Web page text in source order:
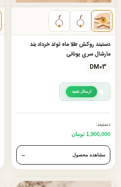
دستبند روکش طلا ماه تولد خرداد بند
مارشال سری یونانی
DM03
ارسال شنبه
دستبند:
1,900,000 تومان
مشاهده محصول ←